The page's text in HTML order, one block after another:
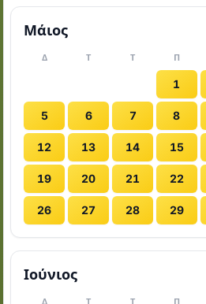
Μάιος
Δ Τ Τ Π
1
5 6 7 8
12 13 14 15
19 20 21 22
26 27 28 29
Ιούνιος
Δ Τ Τ Π